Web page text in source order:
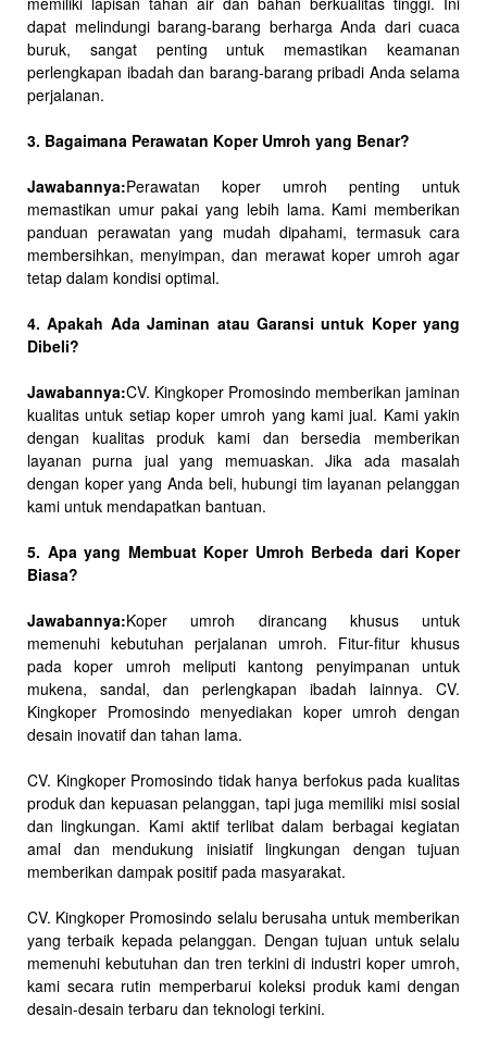
dapat melindungi barang-barang berharga Anda dari cuaca
buruk, sangat penting untuk memastikan keamanan
perlengkapan ibadah dan barang-barang pribadi Anda selama
perjalanan.
3. Bagaimana Perawatan Koper Umroh yang Benar?
Jawabannya:Perawatan koper umroh penting untuk
memastikan umur pakai yang lebih lama. Kami memberikan
panduan perawatan yang mudah dipahami, termasuk cara
membersihkan, menyimpan, dan merawat koper umroh agar
tetap dalam kondisi optimal.
4. Apakah Ada Jaminan atau Garansi untuk Koper yang
Dibeli?
Jawabannya:CV. Kingkoper Promosindo memberikan jaminan
kualitas untuk setiap koper umroh yang kami jual. Kami yakin
dengan kualitas produk kami dan bersedia memberikan
layanan purna jual yang memuaskan. Jika ada masalah
dengan koper yang Anda beli, hubungi tim layanan pelanggan
kami untuk mendapatkan bantuan.
5. Apa yang Membuat Koper Umroh Berbeda dari Koper
Biasa?
Jawabannya:Koper umroh dirancang khusus untuk
memenuhi kebutuhan perjalanan umroh. Fitur-fitur khusus
pada koper umroh meliputi kantong penyimpanan untuk
mukena, sandal, dan perlengkapan ibadah lainnya. CV.
Kingkoper Promosindo menyediakan koper umroh dengan
desain inovatif dan tahan lama.
CV. Kingkoper Promosindo tidak hanya berfokus pada kualitas
produk dan kepuasan pelanggan, tapi juga memiliki misi sosial
dan lingkungan. Kami aktif terlibat dalam berbagai kegiatan
amal dan mendukung inisiatif lingkungan dengan tujuan
memberikan dampak positif pada masyarakat.
CV. Kingkoper Promosindo selalu berusaha untuk memberikan
yang terbaik kepada pelanggan. Dengan tujuan untuk selalu
memenuhi kebutuhan dan tren terkini di industri koper umroh,
kami secara rutin memperbarui koleksi produk kami dengan
desain-desain terbaru dan teknologi terkini.